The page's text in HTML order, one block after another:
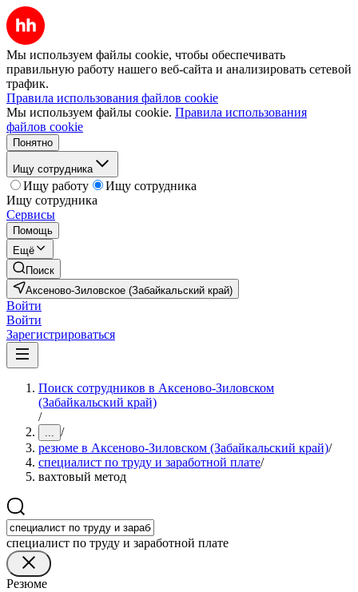
Мы используем файлы cookie, чтобы обеспечивать
правильную работу нашего веб-сайта и анализировать сетевой
трафик.
Правила использования файлов cookie
Мы используем файлы cookie. Правила использования
файлов cookie
Понятно
Ищу сотрудника
Ищу работу
Ищу сотрудника
Ищу сотрудника
Сервисы
Помощь
Ещё
Поиск
Аксеново-Зиловское (Забайкальский край)
Войти
Войти
Зарегистрироваться
Поиск сотрудников в Аксеново-Зиловском
(Забайкальский край)
/
... /
резюме в Аксеново-Зиловском (Забайкальский край)/
специалист по труду и заработной плате/
вахтовый метод
специалист по труду и заработной плате
Резюме